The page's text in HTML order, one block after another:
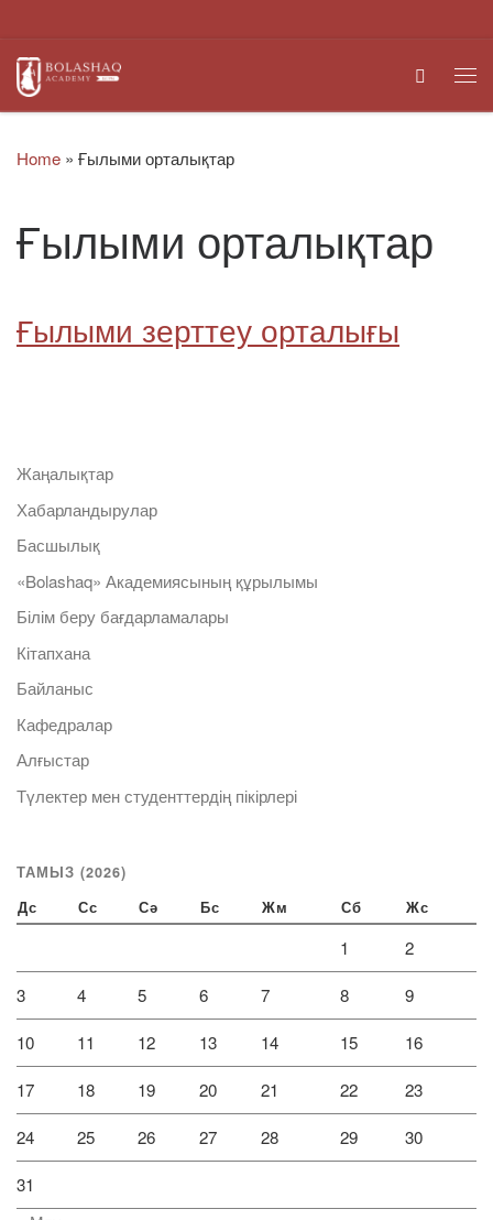
Search
Home » Ғылыми орталықтар
Ғылыми орталықтар
Ғылыми зерттеу орталығы
Жаңалықтар
Хабарландырулар
Басшылық
«Bolashaq» Академиясының құрылымы
Білім беру бағдарламалары
Кітапхана
Байланыс
Кафедралар
Алғыстар
Түлектер мен студенттердің пікірлері
ТАМЫЗ (2026)
Дс Сс Сә Бс Жм Сб Жс
1 2
3 4 5 6 7 8 9
10 11 12 13 14 15 16
17 18 19 20 21 22 23
24 25 26 27 28 29 30
31